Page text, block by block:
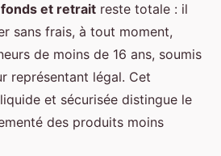
et retrait reste totale : il
sans frais, à tout moment,
de moins de 16 ans, soumis
représentant légal. Cet
et sécurisée distingue le
des produits moins